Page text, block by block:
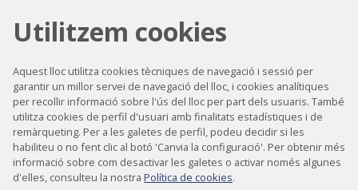
Accessibilitat
Contacte
Avís legal
Política de privacitat
Política de cookies
Utilitzem cookies
Aquest lloc utilitza cookies tècniques de navegació i sessió per
garantir un millor servei de navegació del lloc, i cookies analítiques
per recollir informació sobre l'ús del lloc per part dels usuaris. També
utilitza cookies de perfil d'usuari amb finalitats estadístiques i de
remàrqueting. Per a les galetes de perfil, podeu decidir si les
habiliteu o no fent clic al botó 'Canvia la configuració'. Per obtenir més
informació sobre com desactivar les galetes o activar només algunes
d'elles, consulteu la nostra Política de cookies.